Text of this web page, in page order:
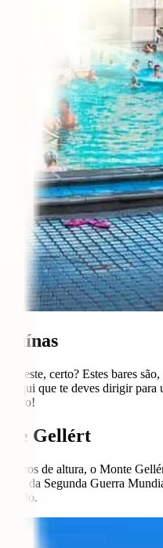
ruínas
certo? Estes bares
é aqui que te deves dirigir
Gellért
de altura, o Monte
da Segunda Guerra